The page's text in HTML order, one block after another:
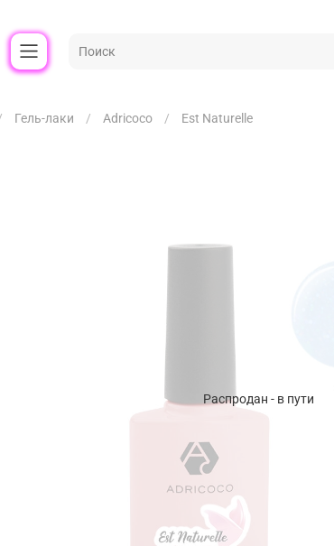
Гель-лаки Adricoco Est Naturelle
Распродан - в пути